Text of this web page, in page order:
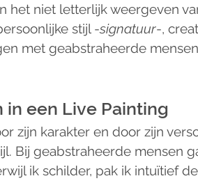
het niet letterlijk weergeven
stijl -signatuur-,
met geabstraheerde
in een Live Painting
zijn karakter en door zijn
Bij geabstraheerde mensen
ik schilder, pak ik intuïtief